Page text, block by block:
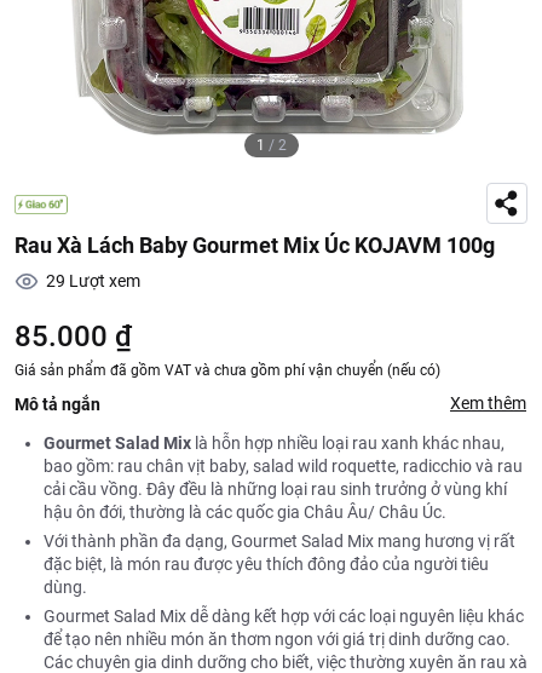
1 / 2
Rau Xà Lách Baby Gourmet Mix Úc KOJAVM 100g
29 Lượt xem
85.000 ₫
Giá sản phẩm đã gồm VAT và chưa gồm phí vận chuyển (nếu có)
Mô tả ngắn Xem thêm
Gourmet Salad Mix là hỗn hợp nhiều loại rau xanh khác nhau,
bao gồm: rau chân vịt baby, salad wild roquette, radicchio và rau
cải cầu vồng. Đây đều là những loại rau sinh trưởng ở vùng khí
hậu ôn đới, thường là các quốc gia Châu Âu/ Châu Úc.
Với thành phần đa dạng, Gourmet Salad Mix mang hương vị rất
đặc biệt, là món rau được yêu thích đông đảo của người tiêu
dùng.
Gourmet Salad Mix dễ dàng kết hợp với các loại nguyên liệu khác
để tạo nên nhiều món ăn thơm ngon với giá trị dinh dưỡng cao.
Các chuyên gia dinh dưỡng cho biết, việc thường xuyên ăn rau xà